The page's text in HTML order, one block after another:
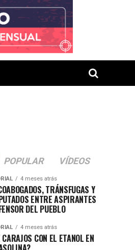
POPULAR VÍDEOS
4 meses atrás
TRÁNSFUGAS Y
ENTRE ASPIRANTES
DEL PUEBLO
4 meses atrás
CARAJOS CON EL ETANOL EN